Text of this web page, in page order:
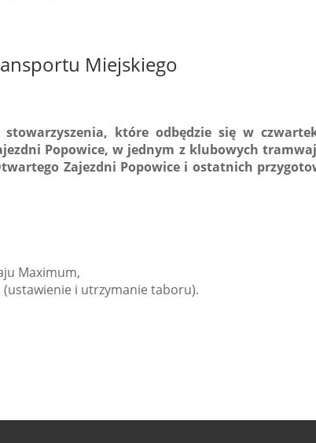
Miejskiego
które odbędzie się w
Popowice, w jednym z klubowych
Zajezdni Popowice i ostatnich
Maximum,
i utrzymanie taboru).